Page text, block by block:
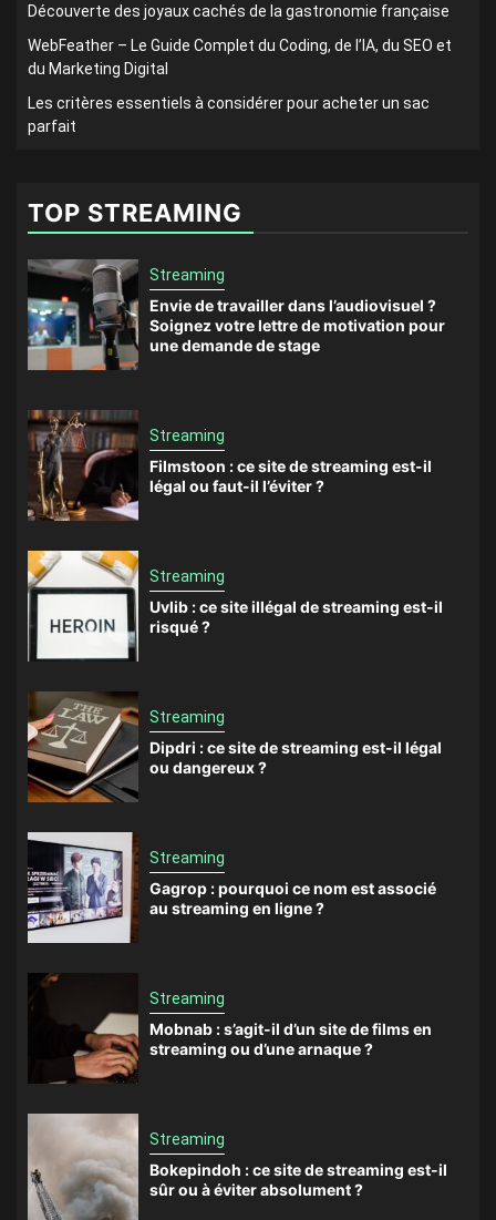
Découverte des joyaux cachés de la gastronomie française
WebFeather – Le Guide Complet du Coding, de l’IA, du SEO et
du Marketing Digital
Les critères essentiels à considérer pour acheter un sac
parfait
TOP STREAMING
Streaming
Envie de travailler dans l’audiovisuel ?
Soignez votre lettre de motivation pour
une demande de stage
Streaming
Filmstoon : ce site de streaming est-il
légal ou faut-il l’éviter ?
Streaming
Uvlib : ce site illégal de streaming est-il
risqué ?
Streaming
Dipdri : ce site de streaming est-il légal
ou dangereux ?
Streaming
Gagrop : pourquoi ce nom est associé
au streaming en ligne ?
Streaming
Mobnab : s’agit-il d’un site de films en
streaming ou d’une arnaque ?
Streaming
Bokepindoh : ce site de streaming est-il
sûr ou à éviter absolument ?